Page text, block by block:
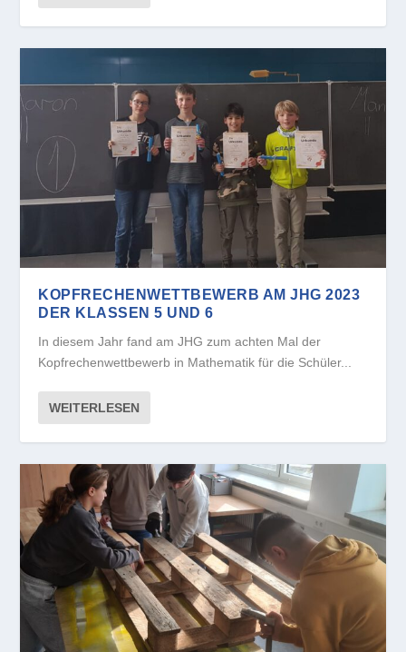
KOPFRECHENWETTBEWERB AM JHG 2023
DER KLASSEN 5 UND 6
In diesem Jahr fand am JHG zum achten Mal der
Kopfrechenwettbewerb in Mathematik für die Schüler...
WEITERLESEN